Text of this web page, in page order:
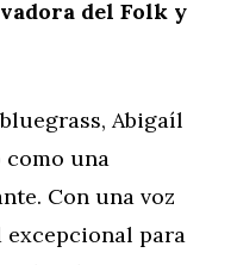
del Folk y
Abigaíl
como una
Con una voz
para